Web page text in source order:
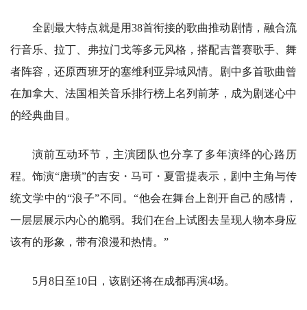
全剧最大特点就是用38首衔接的歌曲推动剧情，融合流
行音乐、拉丁、弗拉门戈等多元风格，搭配吉普赛歌手、舞
者阵容，还原西班牙的塞维利亚异域风情。剧中多首歌曲曾
在加拿大、法国相关音乐排行榜上名列前茅，成为剧迷心中
的经典曲目。
演前互动环节，主演团队也分享了多年演绎的心路历
程。饰演“唐璜”的吉安・马可・夏雷提表示，剧中主角与传
统文学中的“浪子”不同。“他会在舞台上剖开自己的感情，
一层层展示内心的脆弱。我们在台上试图去呈现人物本身应
该有的形象，带有浪漫和热情。”
5月8日至10日，该剧还将在成都再演4场。